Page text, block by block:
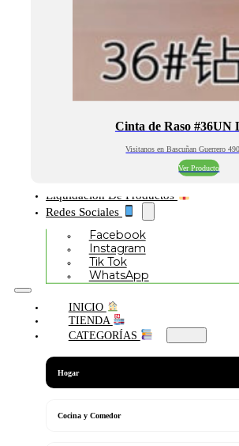
Cinta de Raso #36UN
Visitanos en Bascuñan Guerrero
Ver Producto
Liquidación De Productos
Redes Sociales
Facebook
Instagram
Tik Tok
WhatsApp
INICIO
TIENDA
CATEGORÍAS
Hogar
Cocina y Comedor